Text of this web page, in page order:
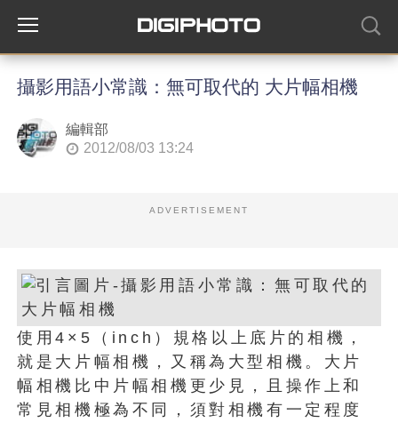
攝影用語小常識：無可取代的 大片幅相機
編輯部
2012/08/03 13:24
ADVERTISEMENT
使用4×5（inch）規格以上底片的相機，
就是大片幅相機，又稱為大型相機。大片
幅相機比中片幅相機更少見，且操作上和
常見相機極為不同，須對相機有一定程度